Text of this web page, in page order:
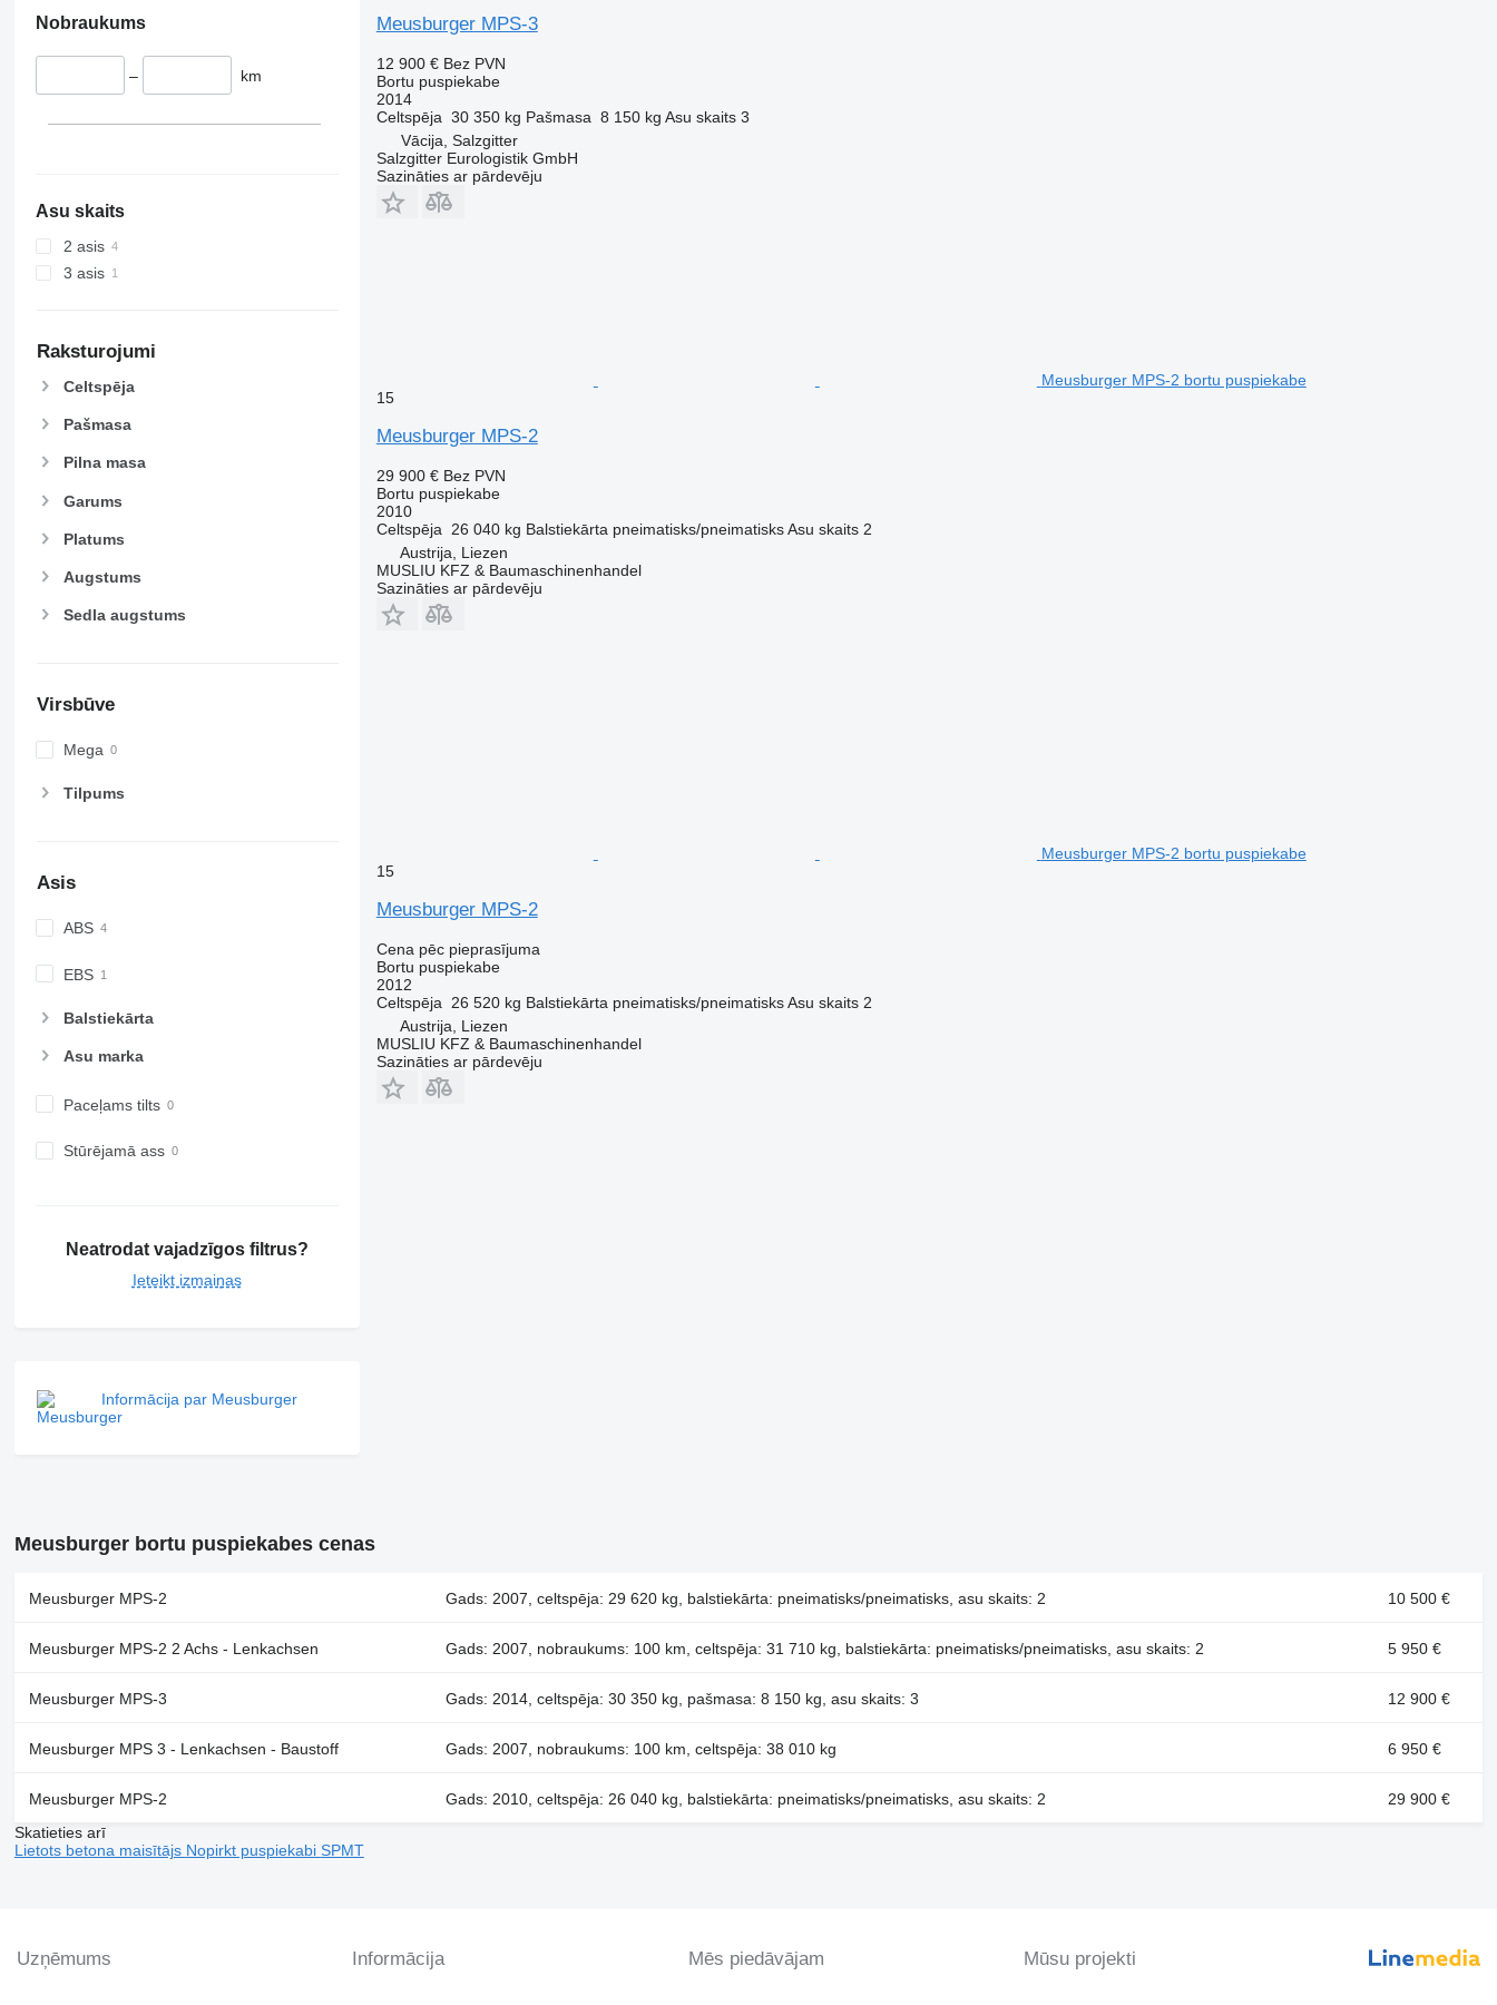
Nobraukums
– km
Asu skaits
2 asis
3 asis
Raksturojumi
Celtspēja
Pašmasa
Pilna masa
Garums
Platums
Augstums
Sedla augstums
Virsbūve
Mega
Tilpums
Asis
ABS
EBS
Balstiekārta
Asu marka
Paceļams tilts
Stūrējamā ass
Neatrodat vajadzīgos filtrus?
Ieteikt izmaiņas
Informācija par Meusburger
Meusburger MPS-3
12 900 € Bez PVN
Bortu puspiekabe
2014
Celtspēja 30 350 kg Pašmasa 8 150 kg Asu skaits 3
Vācija, Salzgitter
Salzgitter Eurologistik GmbH
Sazināties ar pārdevēju
Meusburger MPS-2 bortu puspiekabe
15
Meusburger MPS-2
29 900 € Bez PVN
Bortu puspiekabe
2010
Celtspēja
26 040 kg Balstiekārta pneimatisks/pneimatisks Asu skaits 2
Austrija, Liezen
MUSLIU KFZ & Baumaschinenhandel
Sazināties ar pārdevēju
Meusburger MPS-2 bortu puspiekabe
15
Meusburger MPS-2
Cena pēc pieprasījuma
Bortu puspiekabe
2012
Celtspēja
26 520 kg Balstiekārta pneimatisks/pneimatisks Asu skaits 2
Austrija, Liezen
MUSLIU KFZ & Baumaschinenhandel
Sazināties ar pārdevēju
Meusburger bortu puspiekabes cenas
Meusburger MPS-2 Gads: 2007, celtspēja: 29 620 kg, balstiekārta: pneimatisks/pneimatisks, asu skaits: 2 10 500 €
Meusburger MPS-2 2 Achs - Lenkachsen Gads: 2007, nobraukums: 100 km, celtspēja: 31 710 kg, balstiekārta: pneimatisks/pneimatisks, asu skaits: 2 5 950 €
Meusburger MPS-3 Gads: 2014, celtspēja: 30 350 kg, pašmasa: 8 150 kg, asu skaits: 3 12 900 €
Meusburger MPS 3 - Lenkachsen - Baustoff Gads: 2007, nobraukums: 100 km, celtspēja: 38 010 kg 6 950 €
Meusburger MPS-2 Gads: 2010, celtspēja: 26 040 kg, balstiekārta: pneimatisks/pneimatisks, asu skaits: 2
29 900 €
Skatieties arī
Lietots betona maisītājs Nopirkt puspiekabi SPMT
Uzņēmums Informācija Mēs piedāvājam Mūsu projekti